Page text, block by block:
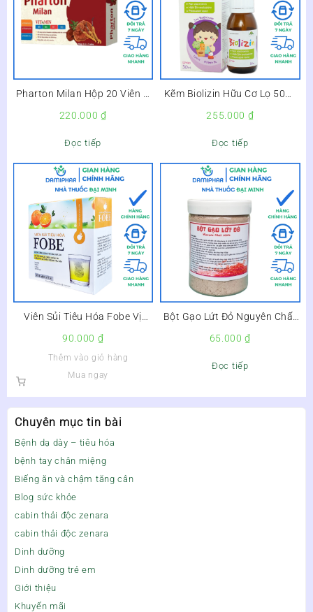
Chuyên mục tin bài
Bệnh dạ dày – tiêu hóa
bệnh tay chân miệng
Biếng ăn và chậm tăng cân
Blog sức khỏe
cabin thải độc zenara
cabin thải độc zenara
Dinh dưỡng
Dinh dưỡng trẻ em
Giới thiệu
Khuyến mãi
Pharton Milan Hộp 20 Viên –
Thể, Tăng Cường Sức Đề
Kháng –
220.000₫
Đọc tiếp
Kẽm Biolizin Hữu Cơ Lọ 50ml
Kháng –
255.000 ₫
Đọc tiếp
Viên Sủi Tiêu Hóa Fobe Vị
Cam Hộp 20 Viên –
90.000 ₫
Thêm vào giỏ hàng
Mua ngay
Bột Gạo Lứt Đỏ Nguyên Chất
Lọ 500g –
65.000₫
Đọc tiếp